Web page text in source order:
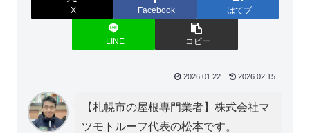
X Facebook はてブ
LINE コピー
2026.01.22 2026.02.15
【札幌市の屋根専門業者】株式会社マ
ツモトルーフ代表の松本です。